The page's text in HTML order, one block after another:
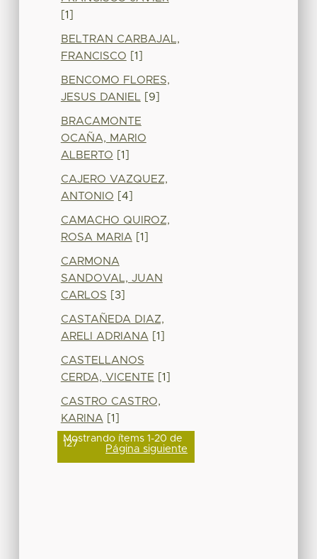
[1]
BELTRAN CARBAJAL,
FRANCISCO [1]
BENCOMO FLORES,
JESUS DANIEL [9]
BRACAMONTE
OCAÑA, MARIO
ALBERTO [1]
CAJERO VAZQUEZ,
ANTONIO [4]
CAMACHO QUIROZ,
ROSA MARIA [1]
CARMONA
SANDOVAL, JUAN
CARLOS [3]
CASTAÑEDA DIAZ,
ARELI ADRIANA [1]
CASTELLANOS
CERDA, VICENTE [1]
CASTRO CASTRO,
KARINA [1]
Mostrando ítems 1-20 de
127 Página siguiente